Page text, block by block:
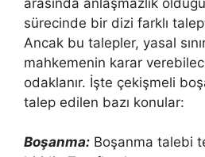
sürecinde bir dizi farklı
Ancak bu talepler, yasal
mahkemenin karar
odaklanır. İşte çekişmeli
talep edilen bazı konular:
Boşanma: Boşanma talebi